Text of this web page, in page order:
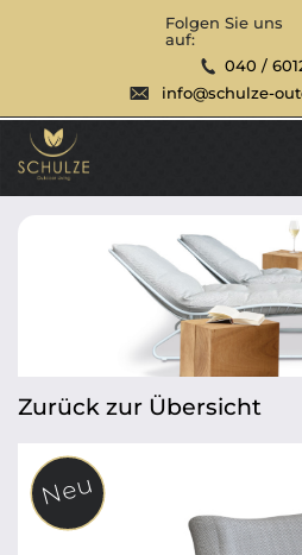
Folgen Sie uns
auf:
040 /
info@schulze-
Zurück zur Übersicht
Neu
Neu